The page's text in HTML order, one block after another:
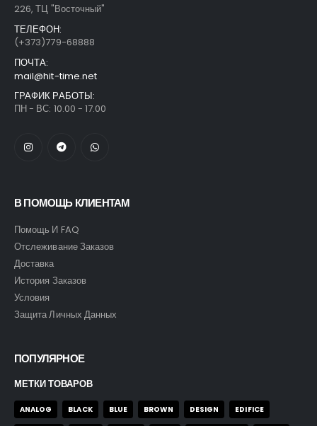
226, ТЦ "Восточный"
ТЕЛЕФОН:
(+373)779-68888
ПОЧТА:
mail@hit-time.net
ГРАФИК РАБОТЫ:
ПН - ВС: 10.00 - 17.00
В ПОМОЩЬ КЛИЕНТАМ
Помощь И FAQ
Отслеживание Заказов
Доставка
История Заказов
Условия
Защита Личных Данных
ПОПУЛЯРНОЕ
МЕТКИ ТОВАРОВ
ANALOG BLACK BLUE BROWN DESIGN EDIFICE